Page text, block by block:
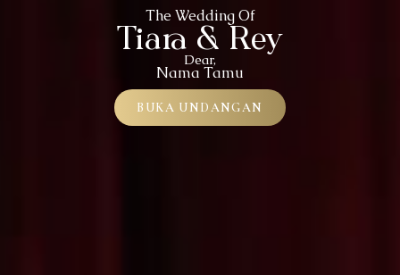
The Wedding Of
Tiara & Rey
Dear,
Nama Tamu
BUKA UNDANGAN